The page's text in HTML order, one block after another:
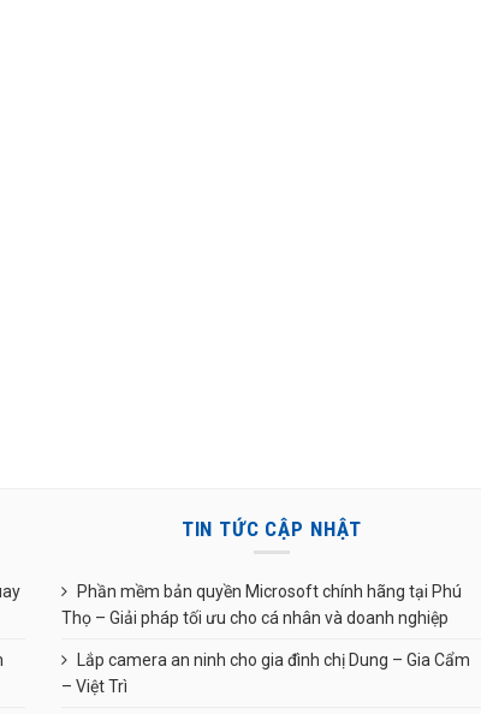
TIN TỨC CẬP NHẬT
Phần mềm bản quyền Microsoft chính hãng tại Phú
Thọ – Giải pháp tối ưu cho cá nhân và doanh nghiệp
Lắp camera an ninh cho gia đình chị Dung – Gia Cẩm
– Việt Trì